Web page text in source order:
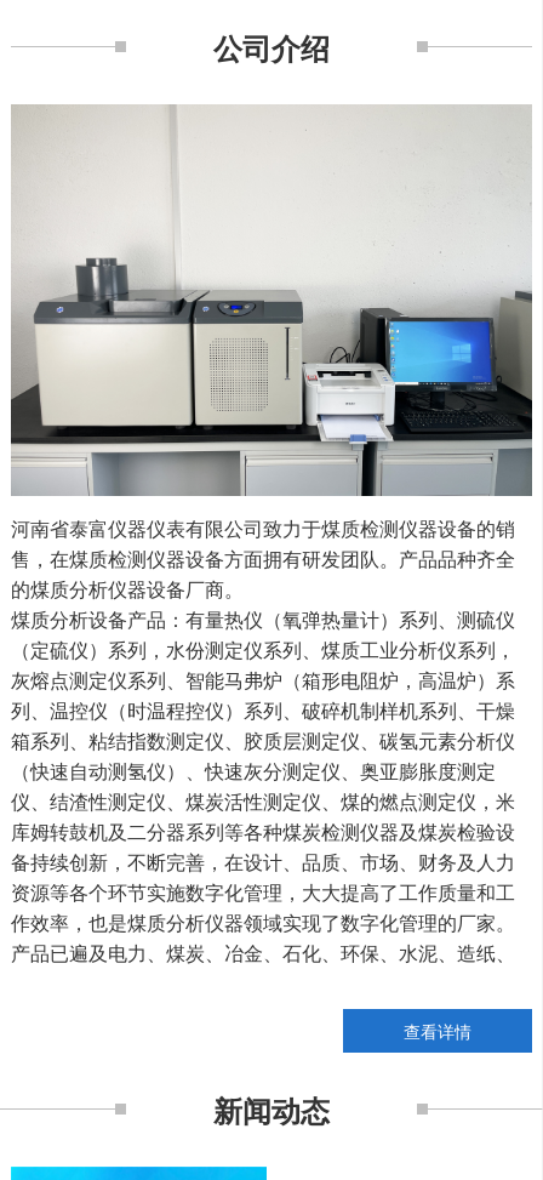
公司介绍
河南省泰富仪器仪表有限公司致力于煤质检测仪器设备的销
售，在煤质检测仪器设备方面拥有研发团队。产品品种齐全
的煤质分析仪器设备厂商。
煤质分析设备产品：有量热仪（氧弹热量计）系列、测硫仪
（定硫仪）系列，水份测定仪系列、煤质工业分析仪系列，
灰熔点测定仪系列、智能马弗炉（箱形电阻炉，高温炉）系
列、温控仪（时温程控仪）系列、破碎机制样机系列、干燥
箱系列、粘结指数测定仪、胶质层测定仪、碳氢元素分析仪
（快速自动测氢仪）、快速灰分测定仪、奥亚膨胀度测定
仪、结渣性测定仪、煤炭活性测定仪、煤的燃点测定仪，米
库姆转鼓机及二分器系列等各种煤炭检测仪器及煤炭检验设
备持续创新，不断完善，在设计、品质、市场、财务及人力
资源等各个环节实施数字化管理，大大提高了工作质量和工
作效率，也是煤质分析仪器领域实现了数字化管理的厂家。
产品已遍及电力、煤炭、冶金、石化、环保、水泥、造纸、
铁、科研、商检等行业和部门。公司的产品质量无条件的实
行一年保修，终生提供服务.为提高煤质化验技术和科技水平
务是泰富的承诺。
查看详情
新闻动态